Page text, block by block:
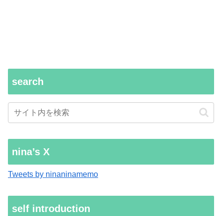
search
nina’s X
Tweets by ninaninamemo
self introduction